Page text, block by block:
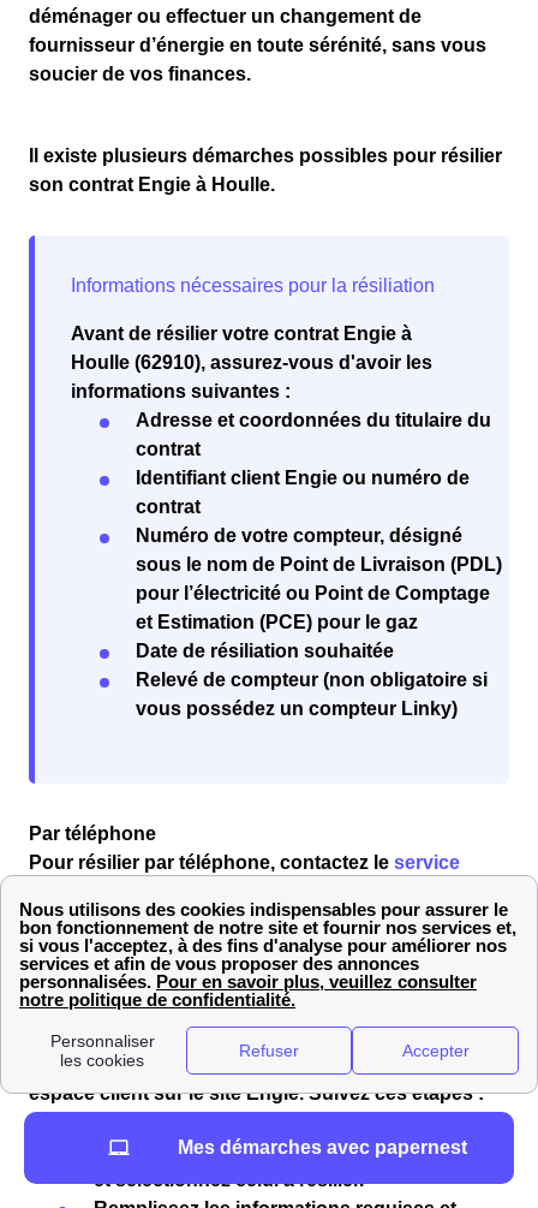
déménager ou effectuer un changement de
fournisseur d’énergie en toute sérénité, sans vous
soucier de vos finances.
Il existe plusieurs démarches possibles pour résilier
son contrat Engie à Houlle.
Avant de résilier votre contrat Engie à
Houlle (62910), assurez-vous d'avoir les
informations suivantes :
Adresse et coordonnées du titulaire du
contrat
Identifiant client Engie ou numéro de
contrat
Numéro de votre compteur, désigné
sous le nom de Point de Livraison (PDL)
pour l’électricité ou Point de Comptage
et Estimation (PCE) pour le gaz
Date de résiliation souhaitée
Relevé de compteur (non obligatoire si
vous possédez un compteur Linky)
Par téléphone
Pour résilier par téléphone, contactez le service
08h00 à 21h00 et le dimanche de 10h00 à 18h00
(numéro gratuit). Les conseillers vous assisteront
dans vos démarches pour votre logement à Houlle
(62910).
En ligne
Vous pouvez également résilier en ligne via votre
espace client sur le site Engie. Suivez ces étapes :
Allez dans la section de vos abonnements
et sélectionnez celui à résilier.
Mes démarches avec papernest